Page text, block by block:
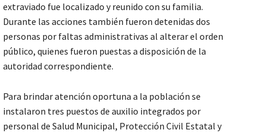
extraviado fue localizado y reunido con su familia.
Durante las acciones también fueron detenidas dos
personas por faltas administrativas al alterar el orden
público, quienes fueron puestas a disposición de la
autoridad correspondiente.
Para brindar atención oportuna a la población se
instalaron tres puestos de auxilio integrados por
personal de Salud Municipal, Protección Civil Estatal y